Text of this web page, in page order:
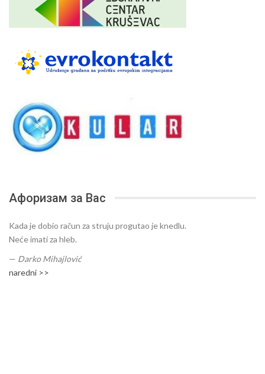
Афоризам за Вас
Kada je dobio račun za struju progutao je knedlu.
Neće imati za hleb.
— Darko Mihajlović
naredni >>